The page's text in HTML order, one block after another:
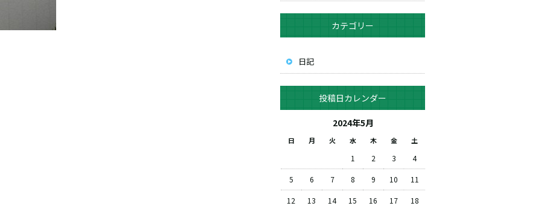
カテゴリー
日記
投稿日カレンダー
2024年5月
日 月 火 水 木 金 土
1 2 3 4
5 6 7 8 9 10 11
12 13 14 15 16 17 18